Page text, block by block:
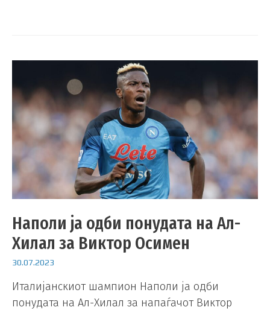
Наполи ја одби понудата на Ал-
Хилал за Виктор Осимен
30.07.2023
Италијанскиот шампион Наполи ја одби
понудата на Ал-Хилал за напаѓачот Виктор